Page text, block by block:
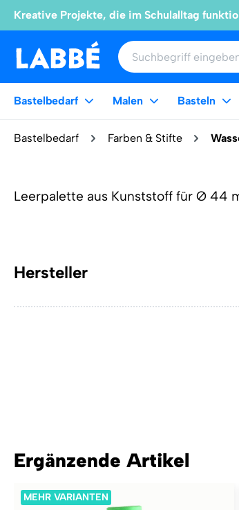
Kreative Projekte, die im Schulalltag
Bastelbedarf Malen Basteln
Bastelbedarf Farben & Stifte
Leerpalette aus Kunststoff für Ø 44
Hersteller
Ergänzende Artikel
MEHR VARIANTEN